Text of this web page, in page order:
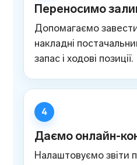
Переносимо
Допомагаємо
накладні
запас і ходові позиції.
Даємо онлайн-
Налаштовуємо звіти